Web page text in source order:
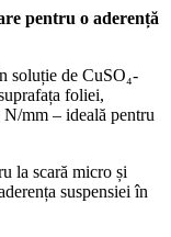
pentru o aderență
soluție de CuSO₄-
foliei,
mm – ideală pentru
la scară micro și
suspensiei în